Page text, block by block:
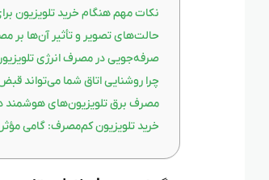
نکات مهم هنگام خرید تلویزیون
حالت‌های تصویر و تأثیر آن‌ها بر
صرفه‌جویی در مصرف انرژی
چرا روشنایی اتاق شما می‌تواند قبض
مصرف برق تلویزیون‌های هوشمند
خرید تلویزیون کم‌مصرف: گامی